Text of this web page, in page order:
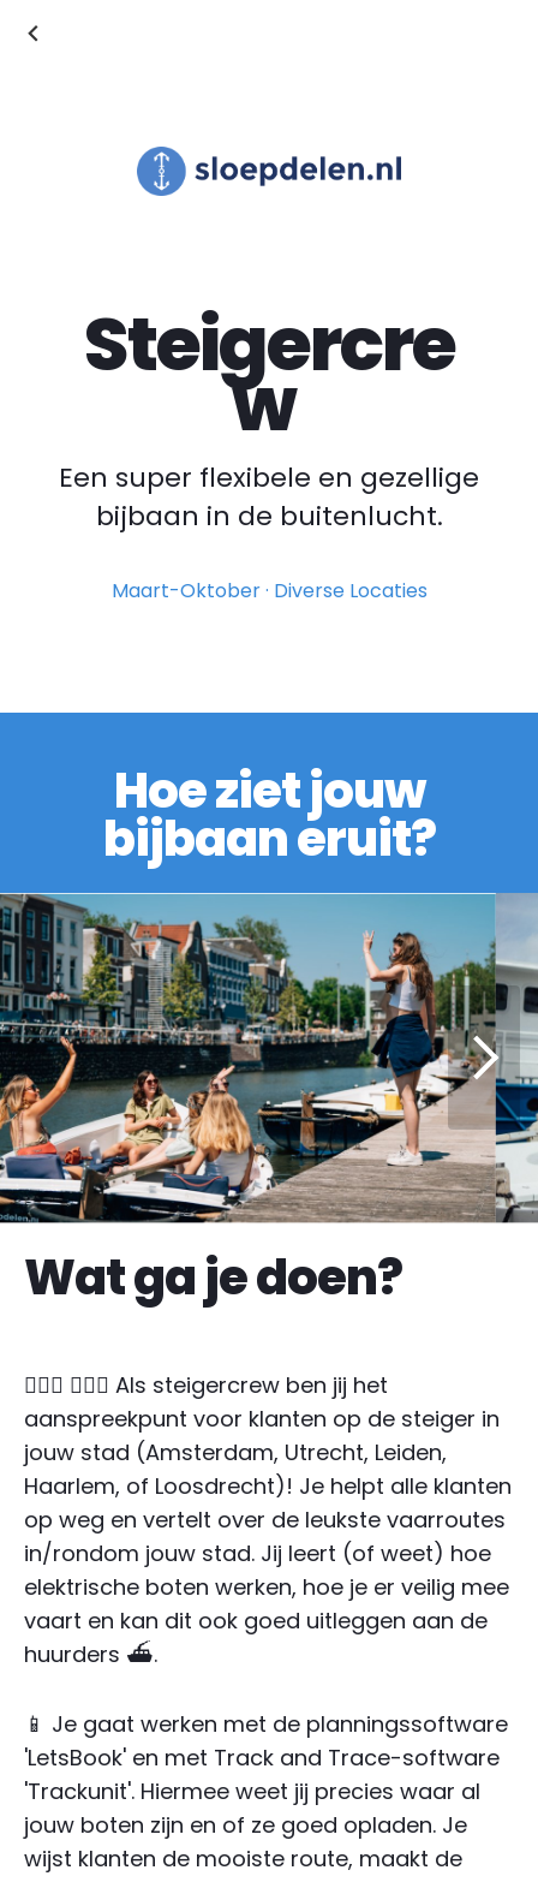
Steigercre
w
Een super flexibele en gezellige
bijbaan in de buitenlucht.
Maart-Oktober · Diverse Locaties
Hoe ziet jouw
bijbaan eruit?
Wat ga je doen?
🙋🏼‍♀️ 🙋🏽‍♂️ Als steigercrew ben jij het
aanspreekpunt voor klanten op de steiger in
jouw stad (Amsterdam, Utrecht, Leiden,
Haarlem, of Loosdrecht)! Je helpt alle klanten
op weg en vertelt over de leukste vaarroutes
in/rondom jouw stad. Jij leert (of weet) hoe
elektrische boten werken, hoe je er veilig mee
vaart en kan dit ook goed uitleggen aan de
huurders ⛴️.
📱 Je gaat werken met de planningssoftware
'LetsBook' en met Track and Trace-software
'Trackunit'. Hiermee weet jij precies waar al
jouw boten zijn en of ze goed opladen. Je
wijst klanten de mooiste route, maakt de